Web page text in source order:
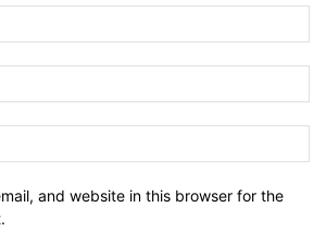
and website in this browser for the